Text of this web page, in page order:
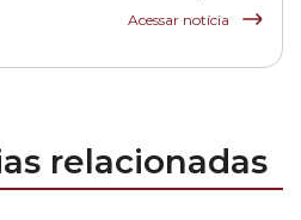
Acessar notícia
relacionadas